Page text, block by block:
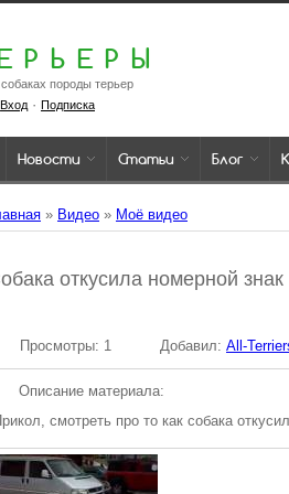
породы терьер
Вход· Подписка
Новости Статьи Блог
» Видео » Моё видео
откусила номерной
Просмотры: 1 Добавил: All-
Описание материала:
смотреть про то как собака